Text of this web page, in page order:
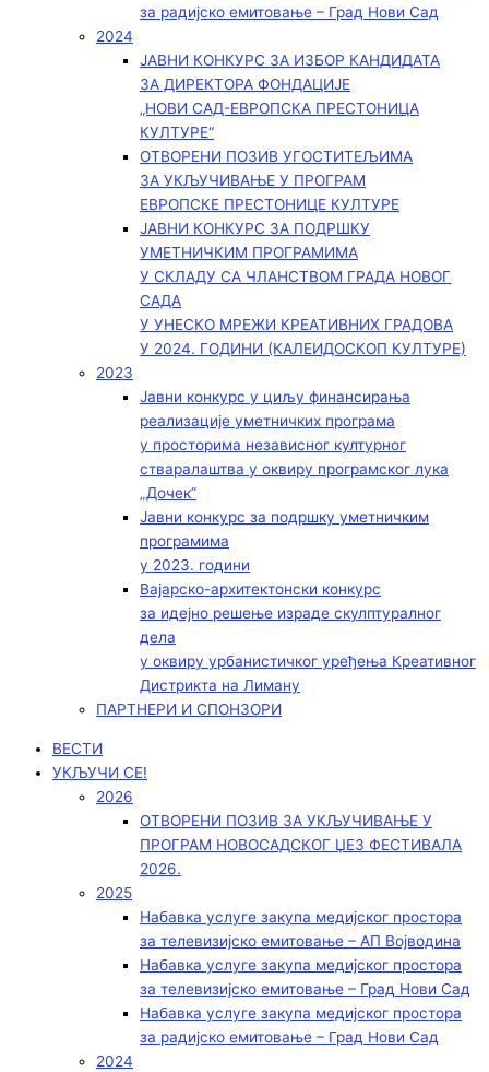
за радијско емитовање – Град Нови Сад
2024
ЈАВНИ КОНКУРС ЗА ИЗБОР КАНДИДАТА
ЗА ДИРЕКТОРА ФОНДАЦИЈЕ
„НОВИ САД-ЕВРОПСКА ПРЕСТОНИЦА
КУЛТУРЕ“
ОТВОРЕНИ ПОЗИВ УГОСТИТЕЉИМА
ЗА УКЉУЧИВАЊЕ У ПРОГРАМ
ЕВРОПСКЕ ПРЕСТОНИЦЕ КУЛТУРЕ
ЈАВНИ КОНКУРС ЗА ПОДРШКУ
УМЕТНИЧКИМ ПРОГРАМИМА
У СКЛАДУ СА ЧЛАНСТВОМ ГРАДА НОВОГ
САДА
У УНЕСКО МРЕЖИ КРЕАТИВНИХ ГРАДОВА
У 2024. ГОДИНИ (КАЛЕИДОСКОП КУЛТУРЕ)
2023
Јавни конкурс у циљу финансирања
реализације уметничких програма
у просторима независног културног
стваралаштва у оквиру програмског лука
„Дочек”
Јавни конкурс за подршку уметничким
програмима
у 2023. години
Вајарско-архитектонски конкурс
за идејно решење израде скулптуралног
дела
у оквиру урбанистичког уређења Креативног
Дистрикта на Лиману
ПАРТНЕРИ И СПОНЗОРИ
ВЕСТИ
УКЉУЧИ СЕ!
2026
ОТВОРЕНИ ПОЗИВ ЗА УКЉУЧИВАЊЕ У
ПРОГРАМ НОВОСАДСКОГ ЏЕЗ ФЕСТИВАЛА
2026.
2025
Набавка услуге закупа медијског простора
за телевизијско емитовање – АП Војводинa
Набавка услуге закупа медијског простора
за телевизијско емитовање – Град Нови Сад
Набавка услуге закупа медијског простора
за радијско емитовање – Град Нови Сад
2024